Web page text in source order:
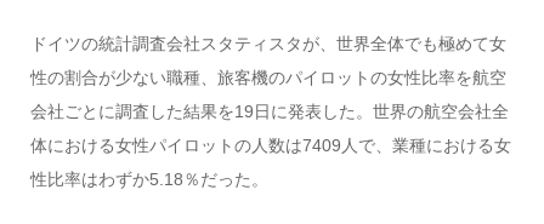
ドイツの統計調査会社スタティスタが、世界全体でも極めて女
性の割合が少ない職種、旅客機のパイロットの女性比率を航空
会社ごとに調査した結果を19日に発表した。世界の航空会社全
体における女性パイロットの人数は7409人で、業種における女
性比率はわずか5.18％だった。